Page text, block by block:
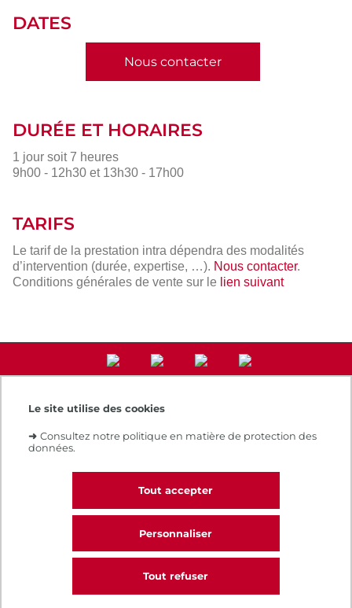
Le site utilise des cookies
➜ Consultez notre politique en matière de protection des
données.
Tout accepter
Tout refuser
Personnaliser
CALL
DATES
Nous contacter
DURÉE ET HORAIRES
1 jour soit 7 heures
9h00 - 12h30 et 13h30 - 17h00
TARIFS
Le tarif de la prestation intra dépendra des modalités
d’intervention (durée, expertise, …). Nous contacter.
Conditions générales de vente sur le lien suivant
Accès direct
Notre e-boutique
Le Cnam recrute
Contacts et plans d'accès
Réclamations
Contacts et plans d'accès